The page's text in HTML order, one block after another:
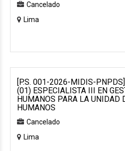
Cancelado
Lima
[P.S. 001-2026-MIDIS-
(01) ESPECIALISTA III EN
HUMANOS PARA LA UNIDAD
HUMANOS
Cancelado
Lima